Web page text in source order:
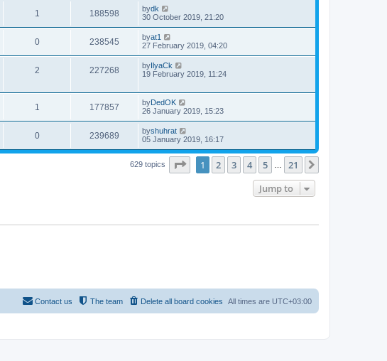
1 188598 bydk
30 October 2019, 21:20
0 238545 byat1
27 February 2019, 04:20
2 227268 byIlyaCk
19 February 2019, 11:24
1 177857 byDedOK
26 January 2019, 15:23
0 239689 byshuhrat
05 January 2019, 16:17
629 topics Page of 21
1 2 3 4 5 21
Jump to
All times are UTC+03:00
Delete all board cookies
The team
Contact us